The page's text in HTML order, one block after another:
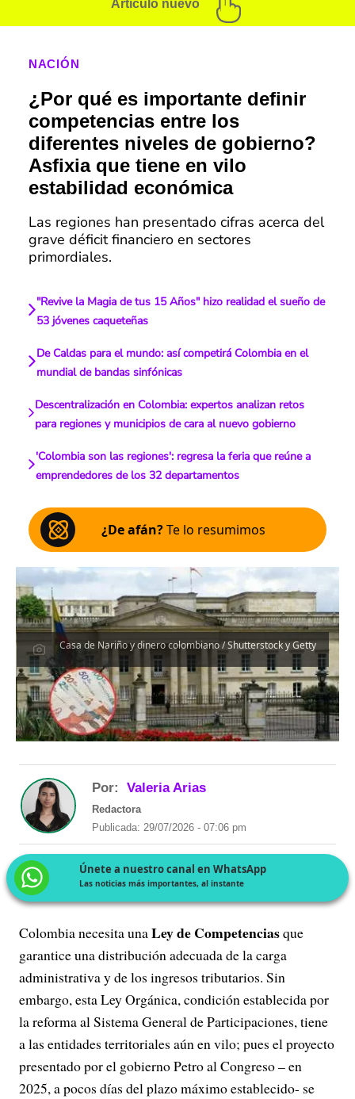
Artículo nuevo
NACIÓN
¿Por qué es importante definir
competencias entre los
diferentes niveles de gobierno?
Asfixia que tiene en vilo
estabilidad económica
Las regiones han presentado cifras acerca del
grave déficit financiero en sectores
primordiales.
"Revive la Magia de tus 15 Años" hizo realidad el sueño de
53 jóvenes caqueteñas
De Caldas para el mundo: así competirá Colombia en el
mundial de bandas sinfónicas
Descentralización en Colombia: expertos analizan retos
para regiones y municipios de cara al nuevo gobierno
'Colombia son las regiones': regresa la feria que reúne a
emprendedores de los 32 departamentos
¿De afán?Te lo resumimos
Casa de Nariño y dinero colombiano / Shutterstock y Getty
Por: Valeria Arias
Redactora
Publicada: 29/07/2026 - 07:06 pm
Únete a nuestro canal en WhatsApp
Las noticias más importantes, al instante
Colombia necesita unaLey de Competenciasque
garantice una distribución adecuada de la carga
administrativa y de los ingresos tributarios. Sin
embargo, esta Ley Orgánica, condición establecida por
la reforma al Sistema General de Participaciones, tiene
a las entidades territoriales aún en vilo; pues el proyecto
presentado por el gobierno Petro al Congreso – en
2025, a pocos días del plazo máximo establecido- se